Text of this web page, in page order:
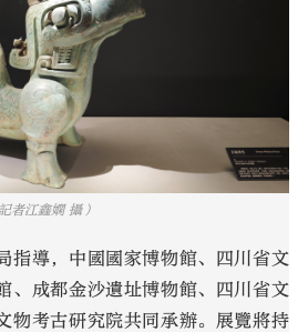
者江鑫嫻 攝）
指導，中國國家博物館、四川省文
、成都金沙遺址博物館、四川省文
物考古研究院共同承辦。展覽將持